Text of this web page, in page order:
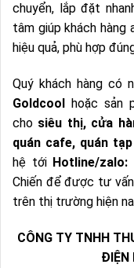
chuyển, lắp đặt
tâm giúp khách hàng
hiệu quả, phù hợp
Quý khách hàng có
Goldcool hoặc sản
cho siêu thị, cửa
quán cafe, quán
hệ tới Hotline/zalo:
Chiến để được tư
trên thị trường hiện
CÔNG TY TNHH
ĐIỆN